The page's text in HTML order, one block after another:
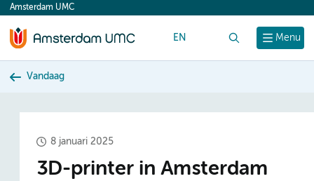
content
Menu
Amsterdam UMC
EN
Vandaag
8 januari 2025
3D-printer in Amsterdam